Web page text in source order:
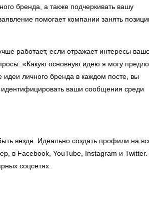
бренда, а также подчеркивать вашу
помогает компании занять
работает, если отражает интересы
«Какую основную идею я могу
личного бренда в каждом посте, вы
идентифицировать ваши сообщения среди
везде. Идеально создать профили на
в Facebook, YouTube, Instagram и Twitter.
соцсетях.